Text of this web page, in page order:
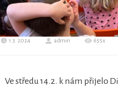
1.3. 2024 admin 655x
Ve středu 14.2. k nám přijelo